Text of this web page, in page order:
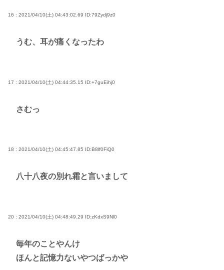
16 : 2021/04/10(土) 04:43:02.69 ID:79Zydj9z0
うむ、耳が痛くなったわ
17 : 2021/04/10(土) 04:44:35.15 ID:+7guEihj0
さむっ
18 : 2021/04/10(土) 04:45:47.85 ID:B8lf0FiQ0
八十八夜の別れ霜と言いまして
20 : 2021/04/10(土) 04:48:49.29 ID:zKdxS9Nl0
毎年のことやんけ
ほんと記憶力ないやつばっかや